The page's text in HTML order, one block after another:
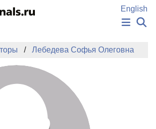
содержанию
English
НОВОСТИ
АВТОРЫ
ПОДАТЬ РУКОПИСЬ
БАЗА ЗНАНИЙ
КЛЮЧЕВЫЕ СЛОВА
Лебедева Софья Олеговна